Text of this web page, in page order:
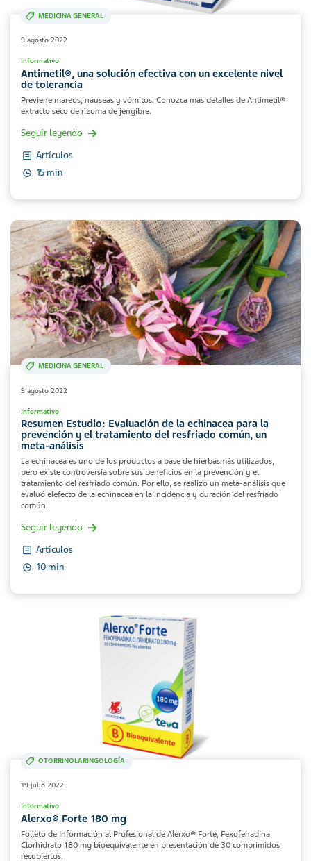
MEDICINA GENERAL
9 agosto 2022
Informativo
Antimetil®, una solución efectiva con un excelente nivel
de tolerancia
Previene mareos, náuseas y vómitos. Conozca más detalles de Antimetil®
extracto seco de rizoma de jengibre.
Seguir leyendo
Artículos
15 min
MEDICINA GENERAL
9 agosto 2022
Informativo
Resumen Estudio: Evaluación de la echinacea para la
prevención y el tratamiento del resfriado común, un
meta-análisis
La echinacea es uno de los productos a base de hierbasmás utilizados,
pero existe controversia sobre sus beneficios en la prevención y el
tratamiento del resfriado común. Por ello, se realizó un meta-análisis que
evaluó elefecto de la echinacea en la incidencia y duración del resfriado
común.
Seguir leyendo
Artículos
10 min
OTORRINOLARINGOLOGÍA
19 julio 2022
Informativo
Alerxo® Forte 180 mg
Folleto de Información al Profesional de Alerxo® Forte, Fexofenadina
Clorhidrato 180 mg bioequivalente en presentación de 30 comprimidos
recubiertos.